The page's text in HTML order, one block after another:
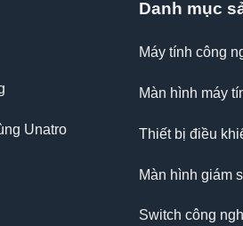
Unatro
Danh mục
Máy tính công
Màn hình máy
Thiết bị điều
Màn hình giám
Switch công